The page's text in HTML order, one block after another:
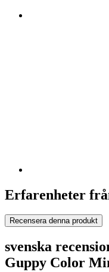
Erfarenheter
Recensera denna produkt
svenska
Guppy Color